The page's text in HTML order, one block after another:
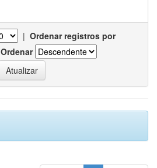
| Ordenar registros por
Ordenar